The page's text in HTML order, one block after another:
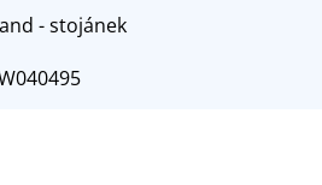
- stojánek